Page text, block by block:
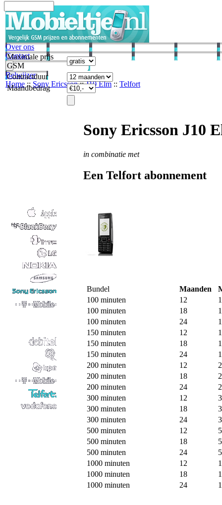
Over ons
Contact
Belwijzer
Home :: Sony Ericsson::J10 Elm:: Telfort
Maximale prijs
GSM
Contractduur
Maandbedrag
Sony Ericsson J10
in combinatie met
Een Telfort abonnement
Bundel Maanden
100 minuten
12
100 minuten
18
100 minuten
24
150 minuten
12
150 minuten
18
150 minuten
24
200 minuten
12
200 minuten
18
200 minuten
24
300 minuten
12
300 minuten
18
300 minuten
24
500 minuten
12
500 minuten
18
500 minuten
24
1000 minuten
12
1000 minuten
18
1000 minuten
24